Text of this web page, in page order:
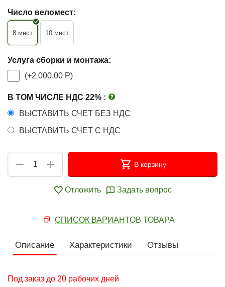
Число веломест:
8 мест 10 мест
Услуга сборки и монтажа:
(+2 000.00 Р)
В ТОМ ЧИСЛЕ НДС 22% :
ВЫСТАВИТЬ СЧЕТ БЕЗ НДС
ВЫСТАВИТЬ СЧЕТ С НДС
+
− В корзину
Отложить Задать вопрос
СПИСОК ВАРИАНТОВ ТОВАРА
Описание Характеристики Отзывы
Под заказ до 20 рабочих дней